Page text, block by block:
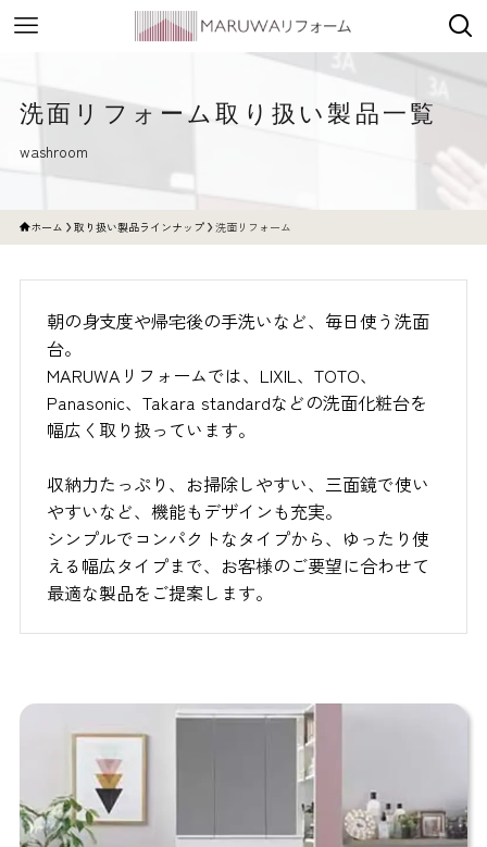
洗面リフォーム取り扱い製品一覧
washroom
ホーム 取り扱い製品ラインナップ 洗面リフォーム
朝の身支度や帰宅後の手洗いなど、毎日使う洗面
台。
MARUWAリフォームでは、LIXIL、TOTO、
Panasonic、Takara standardなどの洗面化粧台を
幅広く取り扱っています。
収納力たっぷり、お掃除しやすい、三面鏡で使い
やすいなど、機能もデザインも充実。
シンプルでコンパクトなタイプから、ゆったり使
える幅広タイプまで、お客様のご要望に合わせて
最適な製品をご提案します。